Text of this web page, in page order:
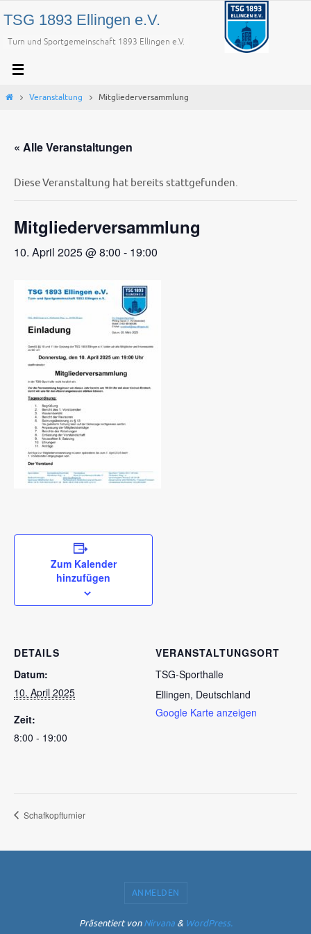
Inhalt
springen
TSG 1893 Ellingen e.V.
Turn und Sportgemeinschaft 1893 Ellingen e.V.
StartVeranstaltung Mitgliederversammlung
« Alle Veranstaltungen
Diese Veranstaltung hat bereits stattgefunden.
Mitgliederversammlung
10. April 2025 @ 8:00 - 19:00
Zum Kalender
hinzufügen
DETAILS
Datum:
10. April 2025
Zeit:
8:00 - 19:00
VERANSTALTUNGSORT
TSG-Sporthalle
Ellingen, Deutschland
Google Karte anzeigen
Schafkopfturnier
ANMELDEN
Präsentiert vonNirvana& WordPress.